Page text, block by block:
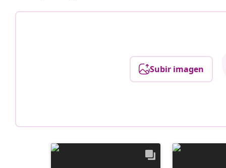
Subir imagen